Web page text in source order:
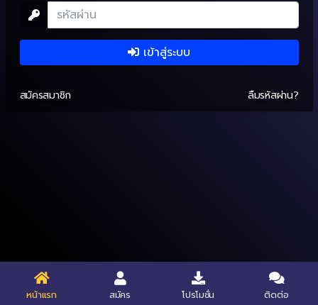
เข้าสู่ระบบ
สมัครสมาชิก ลืมรหัสผ่าน?
หน้าแรก สมัคร โปรโมชั่น ติดต่อ